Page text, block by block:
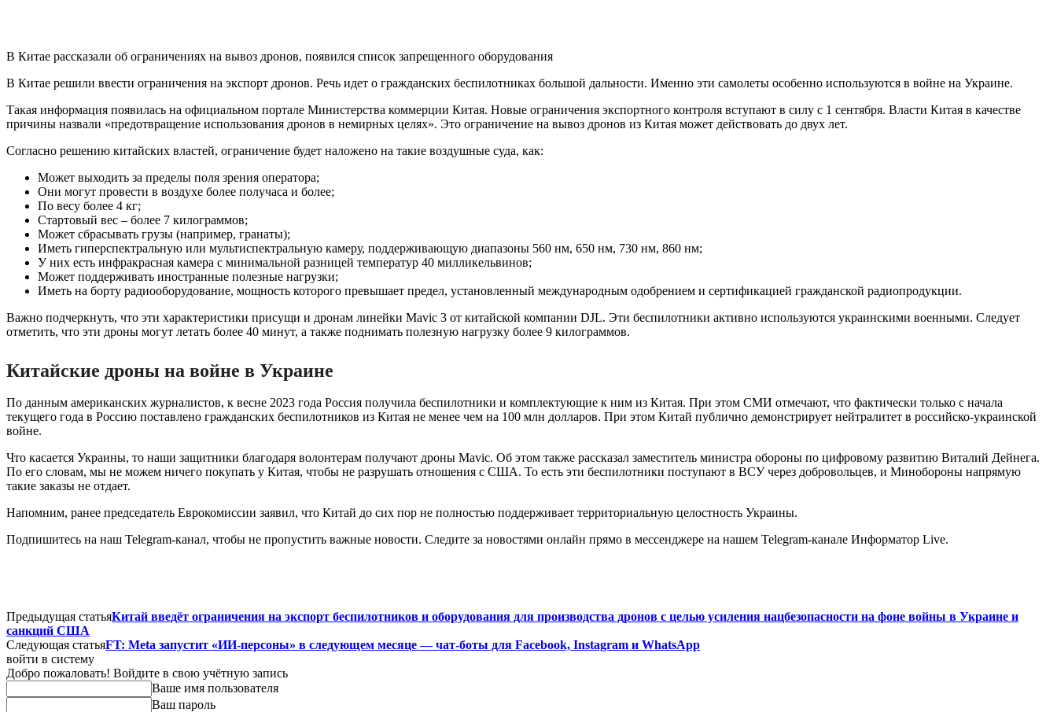
В Китае рассказали об ограничениях на вывоз дронов, появился список запрещенного оборудования
В Китае решили ввести ограничения на экспорт дронов. Речь идет о гражданских беспилотниках большой дальности. Именно эти самолеты особенно используются в войне на Украине.
Такая информация появилась на официальном портале Министерства коммерции Китая. Новые ограничения экспортного контроля вступают в силу с 1 сентября. Власти Китая в качестве
причины назвали «предотвращение использования дронов в немирных целях». Это ограничение на вывоз дронов из Китая может действовать до двух лет.
Согласно решению китайских властей, ограничение будет наложено на такие воздушные суда, как:
Может выходить за пределы поля зрения оператора;
Они могут провести в воздухе более получаса и более;
По весу более 4 кг;
Стартовый вес – более 7 килограммов;
Может сбрасывать грузы (например, гранаты);
Иметь гиперспектральную или мультиспектральную камеру, поддерживающую диапазоны 560 нм, 650 нм, 730 нм, 860 нм;
У них есть инфракрасная камера с минимальной разницей температур 40 милликельвинов;
Может поддерживать иностранные полезные нагрузки;
Иметь на борту радиооборудование, мощность которого превышает предел, установленный международным одобрением и сертификацией гражданской радиопродукции.
Важно подчеркнуть, что эти характеристики присущи и дронам линейки Mavic 3 от китайской компании DJL. Эти беспилотники активно используются украинскими военными. Следует
отметить, что эти дроны могут летать более 40 минут, а также поднимать полезную нагрузку более 9 килограммов.
Китайские дроны на войне в Украине
По данным американских журналистов, к весне 2023 года Россия получила беспилотники и комплектующие к ним из Китая. При этом СМИ отмечают, что фактически только с начала
текущего года в Россию поставлено гражданских беспилотников из Китая не менее чем на 100 млн долларов. При этом Китай публично демонстрирует нейтралитет в российско-украинской
войне.
Что касается Украины, то наши защитники благодаря волонтерам получают дроны Mavic. Об этом также рассказал заместитель министра обороны по цифровому развитию Виталий Дейнега.
По его словам, мы не можем ничего покупать у Китая, чтобы не разрушать отношения с США. То есть эти беспилотники поступают в ВСУ через добровольцев, и Минобороны напрямую
такие заказы не отдает.
Напомним, ранее председатель Еврокомиссии заявил, что Китай до сих пор не полностью поддерживает территориальную целостность Украины.
Подпишитесь на наш Telegram-канал, чтобы не пропустить важные новости. Следите за новостями онлайн прямо в мессенджере на нашем Telegram-канале Информатор Live.
Предыдущая статьяКитай введёт ограничения на экспорт беспилотников и оборудования для производства дронов с целью усиления нацбезопасности на фоне войны в Украине и
санкций США
Следующая статьяFT: Meta запустит «ИИ-персоны» в следующем месяце — чат-боты для Facebook, Instagram и WhatsApp
войти в систему
Добро пожаловать! Войдите в свою учётную запись
Ваше имя пользователя
Ваш пароль